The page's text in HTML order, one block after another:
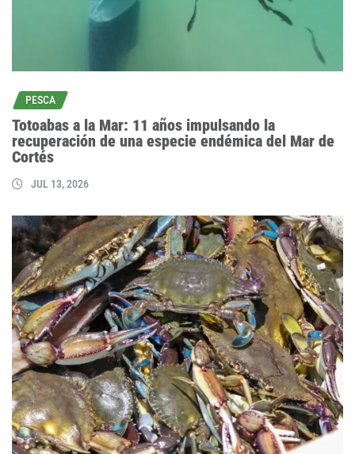
PESCA
Totoabas a la Mar: 11 años impulsando la
recuperación de una especie endémica del Mar de
Cortés
JUL 13, 2026